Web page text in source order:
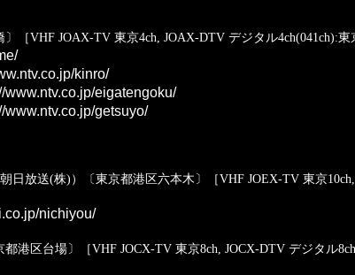
［VHF JOAX-TV 東京4ch, JOAX-DTV デジタル4ch(041ch):
kinro/
www.ntv.co.jp/eigatengoku/
www.ntv.co.jp/getsuyo/
放送(株)）〔東京都港区六本木〕［VHF JOEX-TV 東京
nichiyou/
港区台場〕［VHF JOCX-TV 東京8ch, JOCX-DTV デジタル